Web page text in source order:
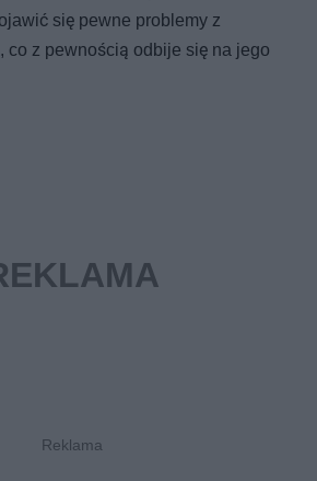
się pewne problemy z
co z pewnością odbije się na jego